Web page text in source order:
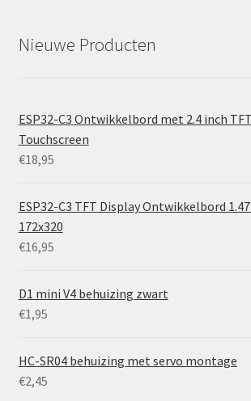
Nieuwe Producten
ESP32-C3 Ontwikkelbord met 2.4 inch
Touchscreen
€18,95
ESP32-C3 TFT Display Ontwikkelbord
172x320
€16,95
D1 mini V4 behuizing zwart
€1,95
HC-SR04 behuizing met servo montage
€2,45